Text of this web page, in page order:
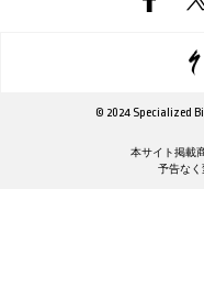
© 2024 Specialized
本サイト掲載
予告なく